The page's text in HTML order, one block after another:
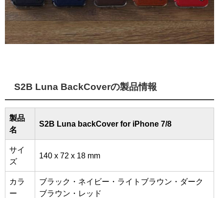
S2B Luna BackCoverの製品情報
製品
名
S2B Luna backCover for iPhone 7/8
サイ
ズ
140 x 72 x 18 mm
カラ
ー
ブラック・ネイビー・ライトブラウン・ダーク
ブラウン・レッド